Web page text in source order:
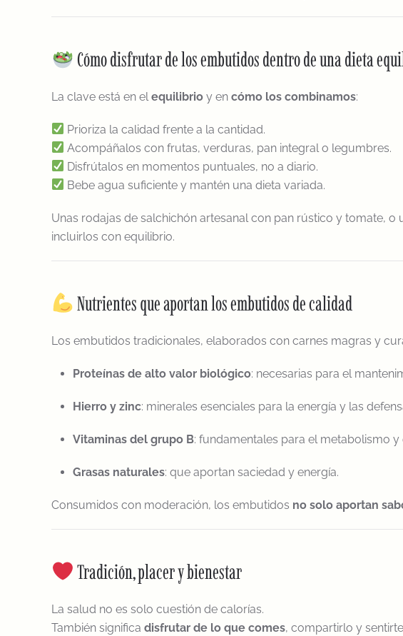
Cómo disfrutar de los embutidos dentro de una dieta
La clave está en elequilibrio y en cómo los combinamos:
Prioriza la calidad frente a la cantidad.
Acompáñalos con frutas, verduras, pan integral o legumbres.
Disfrútalos en momentos puntuales, no a diario.
Bebe agua suficiente y mantén una dieta variada.
Unas rodajas de salchichón artesanal con pan rústico y tomate,
incluirlos con equilibrio.
Nutrientes que aportan los embutidos de calidad
Los embutidos tradicionales, elaborados con carnes magras y
Proteínas de alto valor biológico: necesarias para el
Hierro y zinc: minerales esenciales para la energía y las
Vitaminas del grupo B: fundamentales para el metabolismo y
Grasas naturales: que aportan saciedad y energía.
Consumidos con moderación, los embutidos no solo aportan
Tradición, placer y bienestar
La salud no es solo cuestión de calorías.
También significa disfrutar de lo que comes, compartirlo y